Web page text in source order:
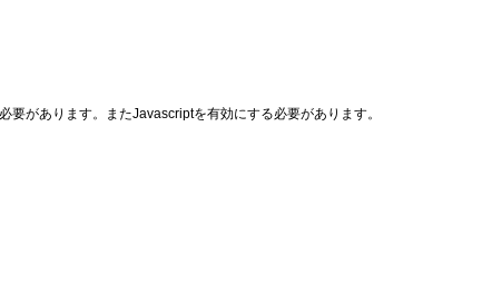
があります。またJavascriptを有効にする必要があります。